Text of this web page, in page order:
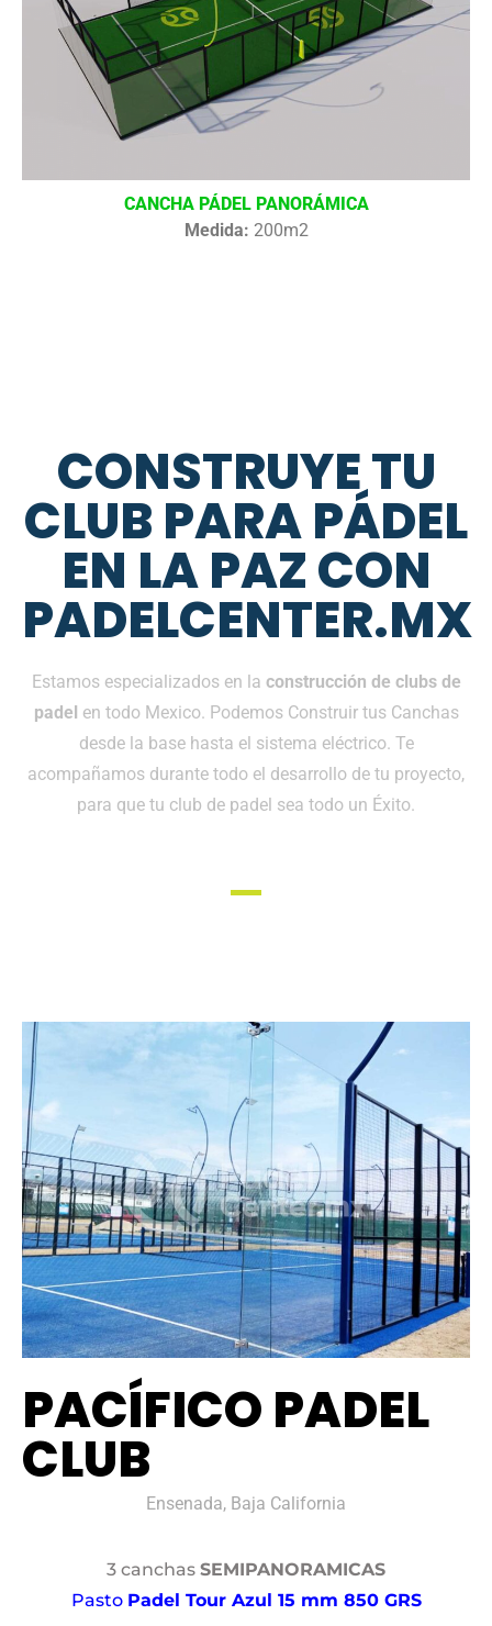
CANCHA PÁDEL PANORÁMICA
Medida: 200m2
CONSTRUYE TU
CLUB PARA PÁDEL
EN LA PAZ CON
PADELCENTER.MX
Estamos especializados en la construcción de clubs de
padel en todo Mexico. Podemos Construir tus Canchas
desde la base hasta el sistema eléctrico. Te
acompañamos durante todo el desarrollo de tu proyecto,
para que tu club de padel sea todo un Éxito.
PACÍFICO PADEL
CLUB
Ensenada, Baja California
3 canchas SEMIPANORAMICAS
Pasto Padel Tour Azul 15 mm 850 GRS